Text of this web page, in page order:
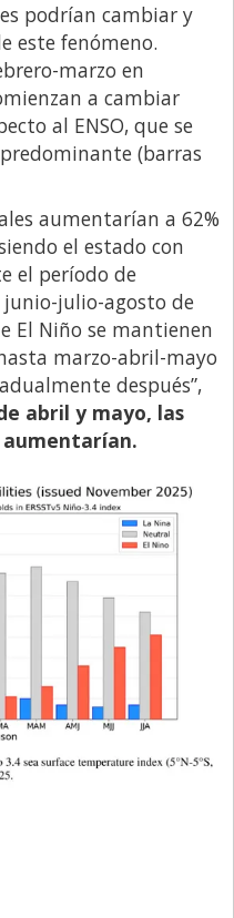
podrían cambiar y
este fenómeno.
marzo en
a cambiar
al ENSO, que se
(barras
aumentarían a 62%
el estado con
el período de
julio-agosto de
El Niño se mantienen
marzo-abril-mayo
después”,
abril y mayo, las
aumentarían.